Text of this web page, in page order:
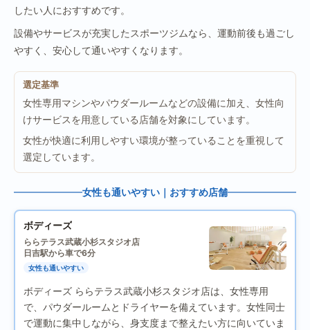
したい人におすすめです。
設備やサービスが充実したスポーツジムなら、運動前後も過ごし
やすく、安心して通いやすくなります。
選定基準
女性専用マシンやパウダールームなどの設備に加え、女性向
けサービスを用意している店舗を対象にしています。
女性が快適に利用しやすい環境が整っていることを重視して
選定しています。
女性も通いやすい｜おすすめ店舗
ボディーズ
ららテラス武蔵小杉スタジオ店
日吉駅から車で6分
女性も通いやすい
ボディーズ ららテラス武蔵小杉スタジオ店は、女性専用
で、パウダールームとドライヤーを備えています。女性同士
で運動に集中しながら、身支度まで整えたい方に向いていま